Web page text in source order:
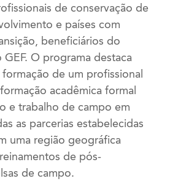
de conservação de
e países com
beneficiários do
O programa destaca
de um profissional
acadêmica formal
e trabalho de campo em
as parcerias estabelecidas
uma região geográfica
de pós-
de campo.